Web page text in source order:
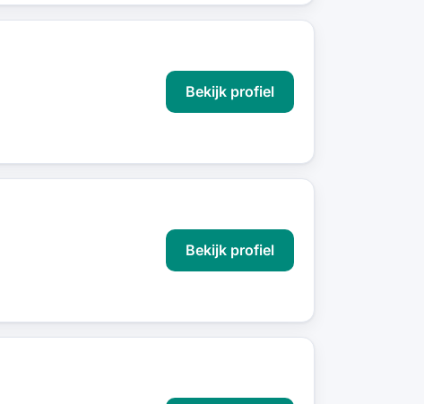
Bekijk profiel
Bekijk profiel